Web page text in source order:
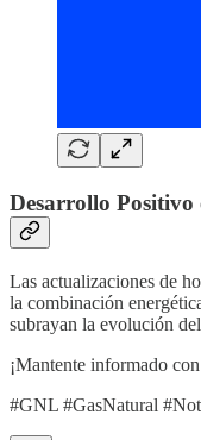
Desarrollo Positivo
Las actualizaciones de
la combinación
subrayan la evolución
¡Mantente informado
#GNL #GasNatural